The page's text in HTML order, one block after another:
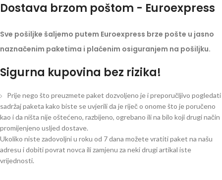
Dostava brzom poštom - Euroexpress
Sve pošiljke šaljemo putem Euroexpress brze pošte u jasno
naznačenim paketima i plaćenim osiguranjem na pošiljku.
Sigurna kupovina bez rizika!
Prije nego što preuzmete paket dozvoljeno je i preporučljivo pogledati
sadržaj paketa kako biste se uvjerili da je riječ o onome što je poručeno
kao i da ništa nije oštećeno, razbijeno, ogrebano ili na bilo koji drugi način
promijenjeno usljed dostave.
Ukoliko niste zadovoljni u roku od 7 dana možete vratiti paket na našu
adresu i dobiti povrat novca ili zamjenu za neki drugi artikal iste
vrijednosti.